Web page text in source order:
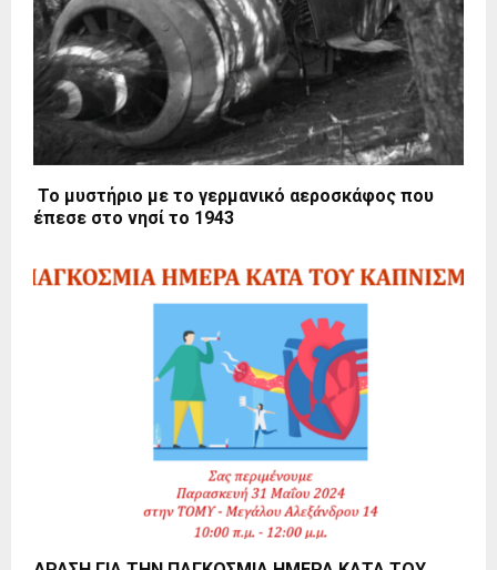
Το μυστήριο με το γερμανικό αεροσκάφος που
έπεσε στο νησί το 1943